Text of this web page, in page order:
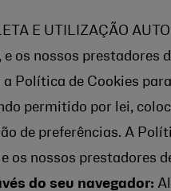
E UTILIZAÇÃO
e os nossos prestadores
a Política de Cookies
permitido por lei,
de preferências. A
e os nossos prestadores
do seu navegador: